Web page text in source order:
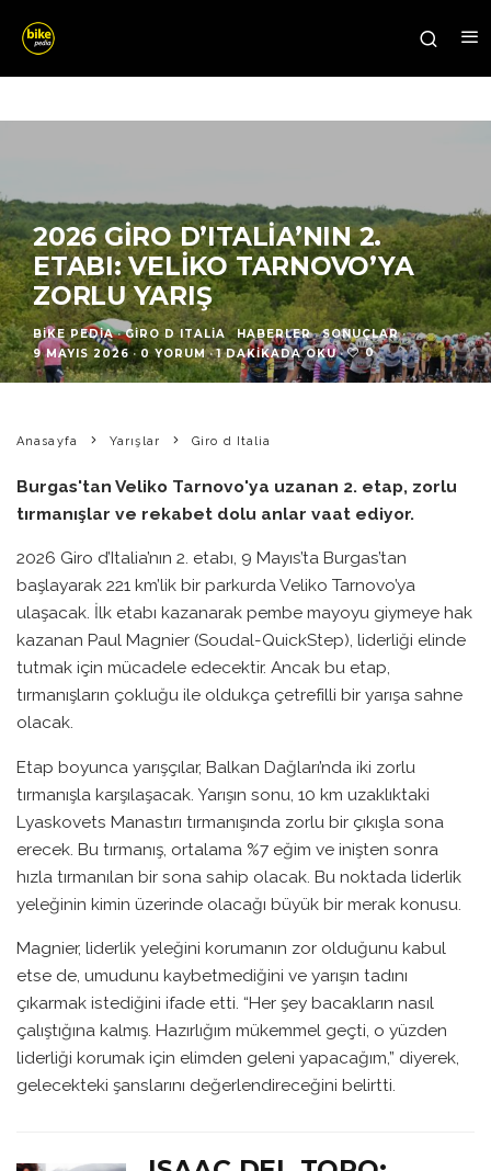
2026 GIRO D’ITALIA’NIN 2.
ETABI: VELIKO TARNOVO’YA
ZORLU YARIŞ
BIKE PEDIA · GIRO D ITALIA HABERLER SONUÇLAR ·
9 MAYIS 2026 · 0 YORUM · 1 DAKIKADA OKU · 0
Anasayfa Yarışlar Giro d Italia
Burgas'tan Veliko Tarnovo'ya uzanan 2. etap, zorlu
tırmanışlar ve rekabet dolu anlar vaat ediyor.
2026 Giro d’Italia’nın 2. etabı, 9 Mayıs’ta Burgas’tan
başlayarak 221 km’lik bir parkurda Veliko Tarnovo’ya
ulaşacak. İlk etabı kazanarak pembe mayoyu giymeye hak
kazanan Paul Magnier (Soudal-QuickStep), liderliği elinde
tutmak için mücadele edecektir. Ancak bu etap,
tırmanışların çokluğu ile oldukça çetrefilli bir yarışa sahne
olacak.
Etap boyunca yarışçılar, Balkan Dağları’nda iki zorlu
tırmanışla karşılaşacak. Yarışın sonu, 10 km uzaklıktaki
Lyaskovets Manastırı tırmanışında zorlu bir çıkışla sona
erecek. Bu tırmanış, ortalama %7 eğim ve inişten sonra
hızla tırmanılan bir sona sahip olacak. Bu noktada liderlik
yeleğinin kimin üzerinde olacağı büyük bir merak konusu.
Magnier, liderlik yeleğini korumanın zor olduğunu kabul
etse de, umudunu kaybetmediğini ve yarışın tadını
çıkarmak istediğini ifade etti. “Her şey bacakların nasıl
çalıştığına kalmış. Hazırlığım mükemmel geçti, o yüzden
liderliği korumak için elimden geleni yapacağım,” diyerek,
gelecekteki şanslarını değerlendireceğini belirtti.